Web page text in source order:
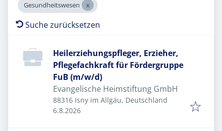
Gesundheitswesen
Suche zurücksetzen
Heilerziehungspfleger, Erzieher,
Pflegefachkraft für Fördergruppe
FuB (m/w/d)
Evangelische Heimstiftung GmbH
88316 Isny im Allgäu, Deutschland
Veröffentlicht
6.8.2026